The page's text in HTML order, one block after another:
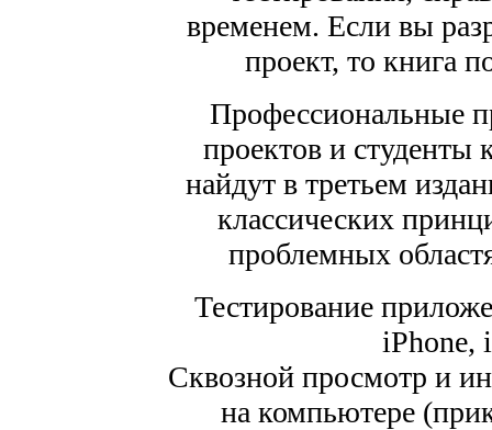
временем. Если вы
проект, то книга
Профессиональные
проектов и студенты
найдут в третьем
классических
проблемных
Тестирование
iPhone,
Сквозной просмотр и
на компьютере